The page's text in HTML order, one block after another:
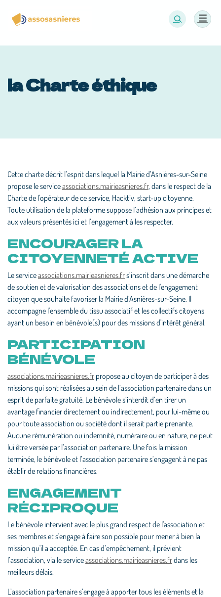
la Charte éthique
Cette charte décrit l’esprit dans lequel la Mairie d’Asnières-sur-Seine
propose le serviceassociations.mairieasnieres.fr, dans le respect de la
Charte de l'opérateur de ce service, Hacktiv, start-up citoyenne.
Toute utilisation de la plateforme suppose l’adhésion aux principes et
aux valeurs présentés ici et l’engagement à les respecter.
ENCOURAGER LA
CITOYENNETÉ ACTIVE
Le serviceassociations.mairieasnieres.frs’inscrit dans une démarche
de soutien et de valorisation des associations et de l'engagement
citoyen que souhaite favoriser la Mairie d’Asnières-sur-Seine. Il
accompagne l'ensemble du tissu associatif et les collectifs citoyens
ayant un besoin en bénévole(s) pour des missions d'intérêt général.
PARTICIPATION
BÉNÉVOLE
associations.mairieasnieres.fr propose au citoyen de participer à des
missions qui sont réalisées au sein de l’association partenaire dans un
esprit de parfaite gratuité. Le bénévole s’interdit d’en tirer un
avantage financier directement ou indirectement, pour lui-même ou
pour toute association ou société dont il serait partie prenante.
Aucune rémunération ou indemnité, numéraire ou en nature, ne peut
lui être versée par l’association partenaire. Une fois la mission
terminée, le bénévole et l’association partenaire s’engagent à ne pas
établir de relations financières.
ENGAGEMENT
RÉCIPROQUE
Le bénévole intervient avec le plus grand respect de l'association et
ses membres et s'engage à faire son possible pour mener à bien la
mission qu'il a acceptée. En cas d’empêchement, il prévient
l’association, via le serviceassociations.mairieasnieres.frdans les
meilleurs délais.
L’association partenaire s’engage à apporter tous les éléments et la